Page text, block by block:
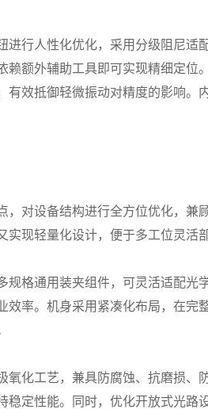
人性化优化，采用分级阻尼适
额外辅助工具即可实现精细定
效抵御轻微振动对精度的影响
设备结构进行全方位优化，兼
现轻量化设计，便于多工位灵活
通用装夹组件，可灵活适配光
效率。机身采用紧凑化布局，在
工艺，兼具防腐蚀、抗磨损、
定性能。同时，优化开放式光